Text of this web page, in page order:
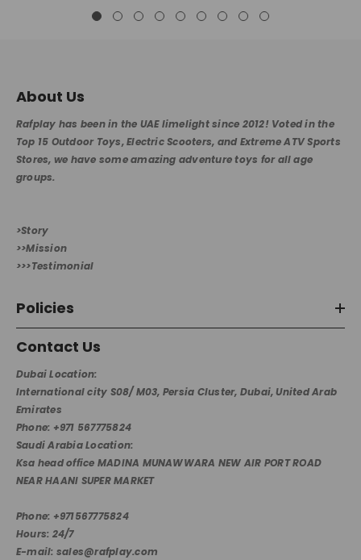
About Us
Rafplay has been in the UAE limelight since 2012! Voted in the
Top 15 Outdoor Toys, Electric Scooters, and Extreme ATV Sports
Stores, we have some amazing adventure toys for all age
groups.
>Story
>>Mission
>>>Testimonial
Policies
Contact Us
Dubai Location:
International city S08/ M03, Persia Cluster, Dubai, United Arab
Emirates
Phone: +971 567775824
Saudi Arabia Location:
Ksa head office MADINA MUNAWWARA NEW AIR PORT ROAD
NEAR HAANI SUPER MARKET
Phone: +971567775824
Hours: 24/7
E-mail: sales@rafplay.com